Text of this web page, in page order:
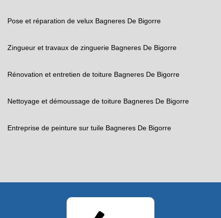
Pose et réparation de velux Bagneres De Bigorre
Zingueur et travaux de zinguerie Bagneres De Bigorre
Rénovation et entretien de toiture Bagneres De Bigorre
Nettoyage et démoussage de toiture Bagneres De Bigorre
Entreprise de peinture sur tuile Bagneres De Bigorre